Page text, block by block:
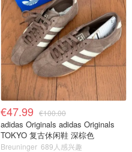
€47.99 €100.00
adidas Originals adidas Originals
TOKYO 复古休闲鞋 深棕色
Breuninger 689人感兴趣